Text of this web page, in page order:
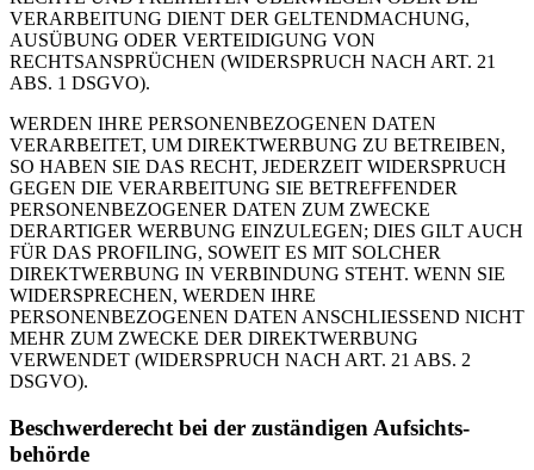
VERARBEITUNG DIENT DER GELTENDMACHUNG,
AUSÜBUNG ODER VERTEIDIGUNG VON
RECHTSANSPRÜCHEN (WIDERSPRUCH NACH ART. 21
ABS. 1 DSGVO).
WERDEN IHRE PERSONENBEZOGENEN DATEN
VERARBEITET, UM DIREKTWERBUNG ZU BETREIBEN,
SO HABEN SIE DAS RECHT, JEDERZEIT WIDERSPRUCH
GEGEN DIE VERARBEITUNG SIE BETREFFENDER
PERSONENBEZOGENER DATEN ZUM ZWECKE
DERARTIGER WERBUNG EINZULEGEN; DIES GILT AUCH
FÜR DAS PROFILING, SOWEIT ES MIT SOLCHER
DIREKTWERBUNG IN VERBINDUNG STEHT. WENN SIE
WIDERSPRECHEN, WERDEN IHRE
PERSONENBEZOGENEN DATEN ANSCHLIESSEND NICHT
MEHR ZUM ZWECKE DER DIREKTWERBUNG
VERWENDET (WIDERSPRUCH NACH ART. 21 ABS. 2
DSGVO).
Beschwerde­recht bei der zuständigen Aufsichts­
behörde